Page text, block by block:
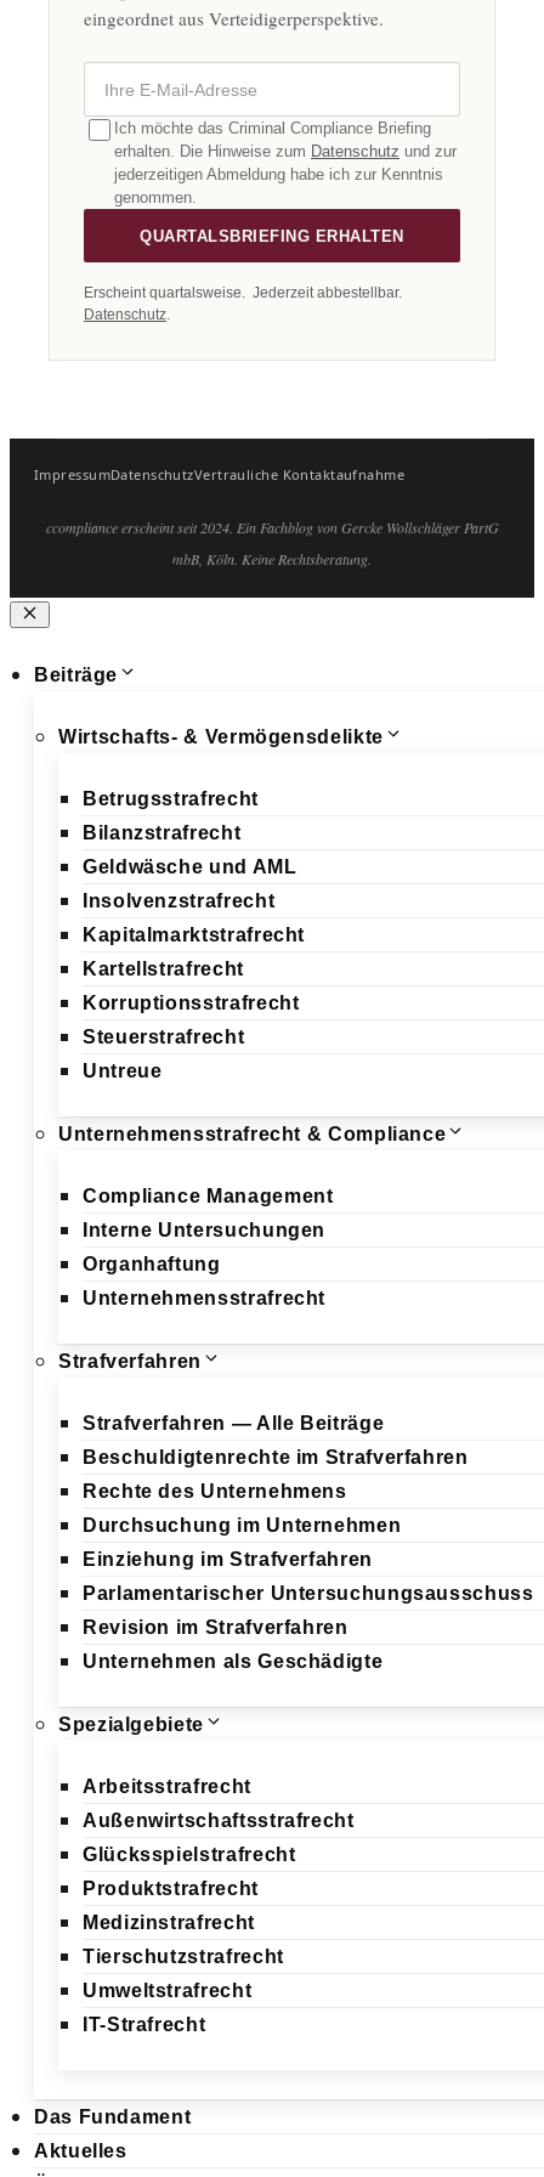
eingeordnet aus Verteidigerperspektive.
Ich möchte das Criminal Compliance Briefing
erhalten. Die Hinweise zum Datenschutz und zur
jederzeitigen Abmeldung habe ich zur Kenntnis
genommen.
QUARTALSBRIEFING ERHALTEN
Erscheint quartalsweise. Jederzeit abbestellbar.
Datenschutz.
ImpressumDatenschutzVertrauliche Kontaktaufnahme
ccompliance erscheint seit 2024. Ein Fachblog von Gercke Wollschläger PartG
mbB, Köln. Keine Rechtsberatung.
Schließen
Beiträge
Wirtschafts- & Vermögensdelikte
Betrugsstrafrecht
Bilanzstrafrecht
Geldwäsche und AML
Insolvenzstrafrecht
Kapitalmarktstrafrecht
Kartellstrafrecht
Korruptionsstrafrecht
Steuerstrafrecht
Untreue
Unternehmensstrafrecht & Compliance
Compliance Management
Interne Untersuchungen
Organhaftung
Unternehmensstrafrecht
Strafverfahren
Strafverfahren — Alle Beiträge
Beschuldigtenrechte im Strafverfahren
Rechte des Unternehmens
Durchsuchung im Unternehmen
Einziehung im Strafverfahren
Parlamentarischer Untersuchungsausschuss
Revision im Strafverfahren
Unternehmen als Geschädigte
Spezialgebiete
Arbeitsstrafrecht
Außenwirtschaftsstrafrecht
Glücksspielstrafrecht
Produktstrafrecht
Medizinstrafrecht
Tierschutzstrafrecht
Umweltstrafrecht
IT-Strafrecht
Das Fundament
Aktuelles